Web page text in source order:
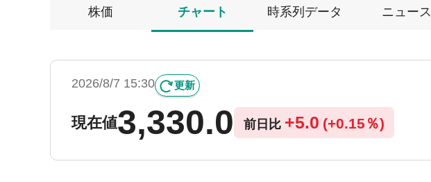
株価 チャート 時系列データ ニュース
2026/8/7 15:30 更新
現在値3,330.0 前日比 +5.0 (+0.15％)